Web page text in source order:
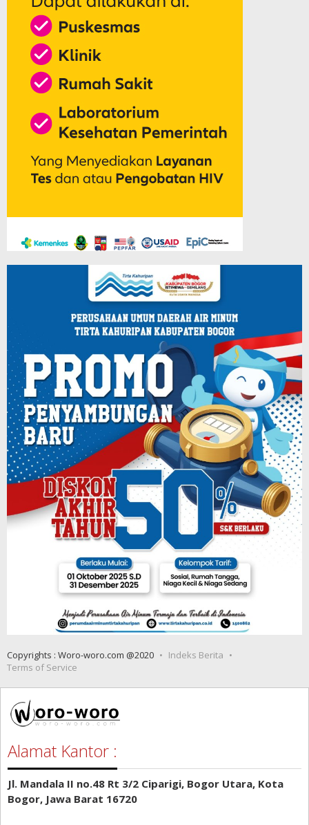
Copyrights : Woro-woro.com @2020
Indeks Berita
Terms of Service
Alamat Kantor :
Jl. Mandala II no.48 Rt 3/2 Ciparigi, Bogor Utara, Kota
Bogor, Jawa Barat 16720